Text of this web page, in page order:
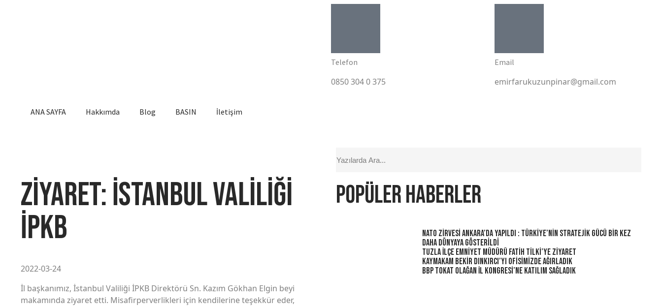
Telefon
0850 304 0 375
Email
emirfarukuzunpinar@gmail.com
ANA SAYFA Hakkımda Blog BASIN İletişim
Ziyaret: İstanbul Valiliği
İPKB
2022-03-24
İl başkanımız, İstanbul Valiliği İPKB Direktörü Sn. Kazım Gökhan Elgin beyi
makamında ziyaret etti. Misafirperverlikleri için kendilerine teşekkür eder,
Popüler haberler
NATO Zirvesi Ankara’da Yapıldı : Türkiye’nin Stratejik Gücü Bir Kez
Daha Dünyaya Gösterildi
Tuzla İlçe Emniyet Müdürü Fatih Tilki’ye Ziyaret
Kaymakam Bekir Dınkırcı’yı Ofisimizde Ağırladık
BBP Tokat Olağan İl Kongresi’ne Katılım Sağladık